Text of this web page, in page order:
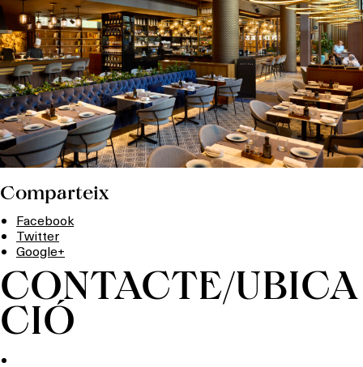
Comparteix
Facebook
Twitter
Google+
CONTACTE/UBICA
CIÓ